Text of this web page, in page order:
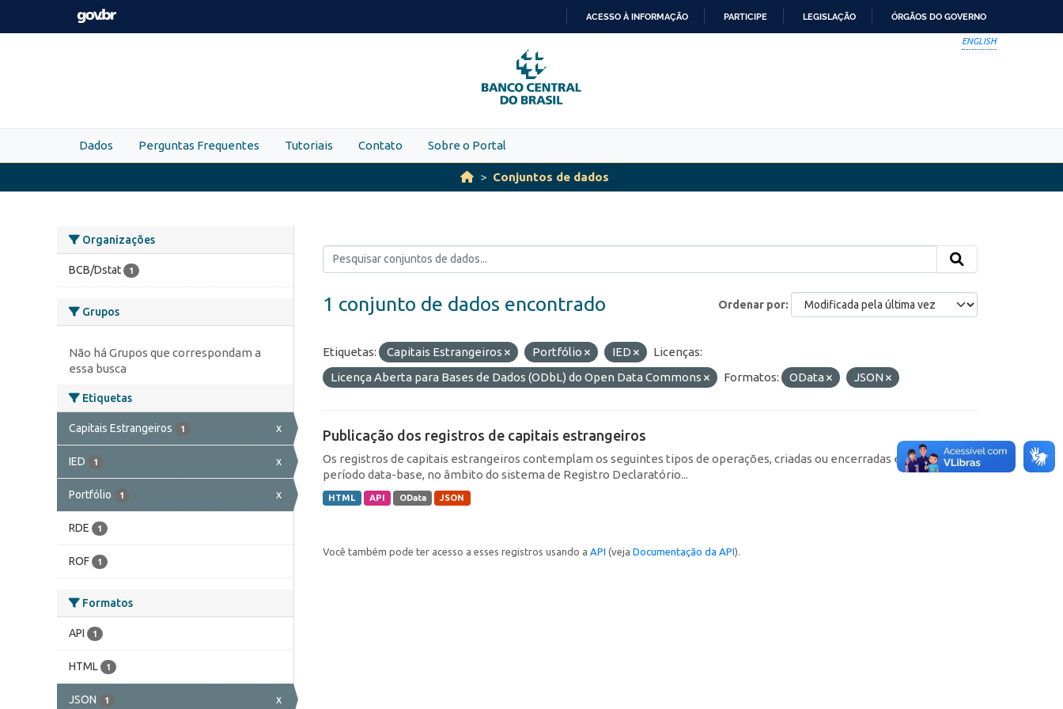
Skip to main content
PARA
O
CONTEÚDO
ACESSO À INFORMAÇÃO PARTICIPE LEGISLAÇÃO ÓRGÃOS DO GOVERNO
ENGLISH
Dados Perguntas Frequentes Tutoriais Contato Sobre o Portal
Conjuntos de dados
Organizações
BCB/Dstat 1
Grupos
Não há Grupos que correspondam a
essa busca
Etiquetas
Capitais Estrangeiros 1 x
IED 1 x
Portfólio 1 x
RDE 1
ROF 1
Formatos
API 1
HTML 1
JSON 1 x
Ordenar por
1 conjunto de dados encontrado
Etiquetas: Capitais Estrangeiros Portfólio IED
Licenças:
Licença Aberta para Bases de Dados (ODbL) do Open Data Commons
Formatos: OData JSON
Publicação dos registros de capitais estrangeiros
Os registros de capitais estrangeiros contemplam os seguintes tipos de operações, criadas ou encerradas em cada
período data-base, no âmbito do sistema de Registro Declaratório...
HTML API OData JSON
Você também pode ter acesso a esses registros usando a API (veja Documentação da API).